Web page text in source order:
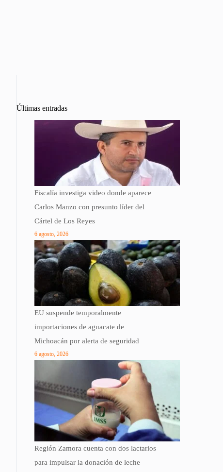
Últimas entradas
Fiscalía investiga video donde aparece
Carlos Manzo con presunto líder del
Cártel de Los Reyes
6 agosto, 2026
EU suspende temporalmente
importaciones de aguacate de
Michoacán por alerta de seguridad
6 agosto, 2026
Región Zamora cuenta con dos lactarios
para impulsar la donación de leche